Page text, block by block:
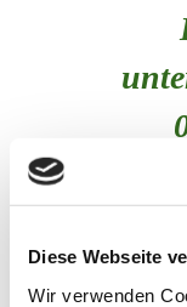
Diese Webseite
Wir verwenden